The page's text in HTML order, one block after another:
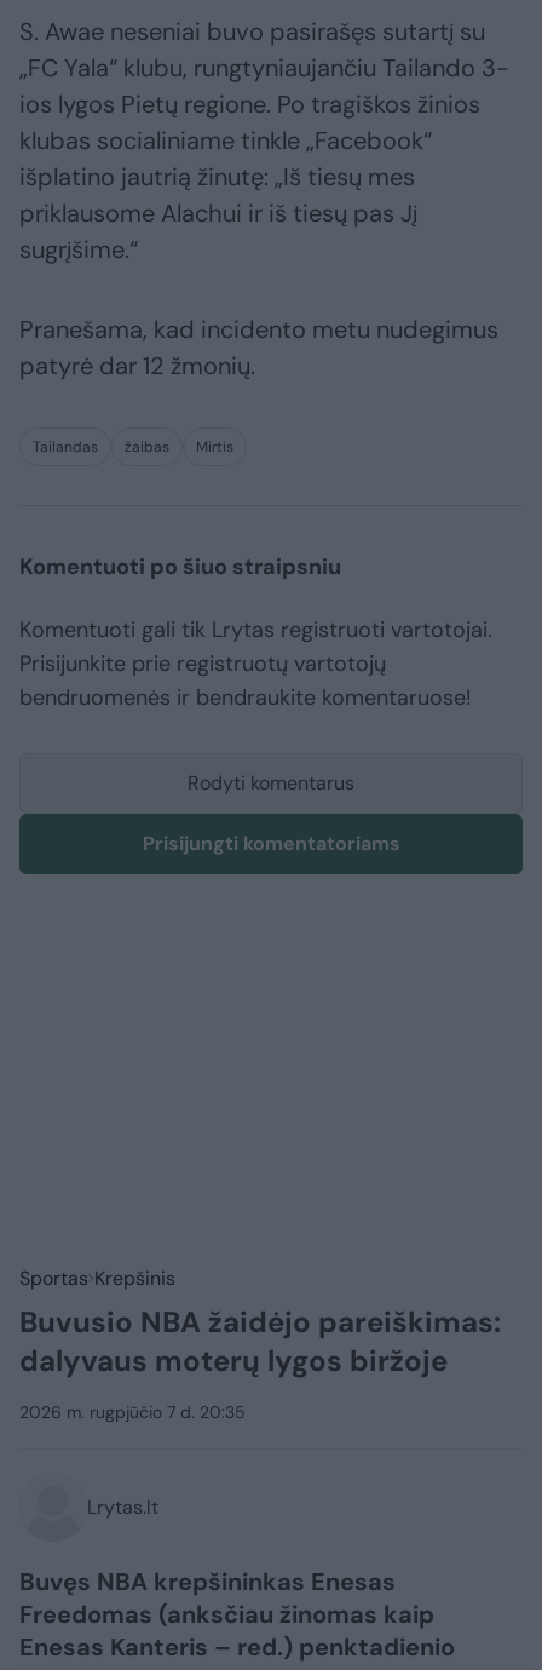
S. Awae neseniai buvo pasirašęs sutartį su
„FC Yala“ klubu, rungtyniaujančiu Tailando 3-
ios lygos Pietų regione. Po tragiškos žinios
klubas socialiniame tinkle „Facebook“
išplatino jautrią žinutę: „Iš tiesų mes
priklausome Alachui ir iš tiesų pas Jį
sugrįšime.“
Pranešama, kad incidento metu nudegimus
patyrė dar 12 žmonių.
Tailandas žaibas Mirtis
Komentuoti po šiuo straipsniu
Komentuoti gali tik Lrytas registruoti vartotojai.
Prisijunkite prie registruotų vartotojų
bendruomenės ir bendraukite komentaruose!
Rodyti komentarus
Prisijungti komentatoriams
Sportas Krepšinis
Buvusio NBA žaidėjo pareiškimas:
dalyvaus moterų lygos biržoje
2026 m. rugpjūčio 7 d. 20:35
Lrytas.lt
Buvęs NBA krepšininkas Enesas
Freedomas (anksčiau žinomas kaip
Enesas Kanteris – red.) penktadienio